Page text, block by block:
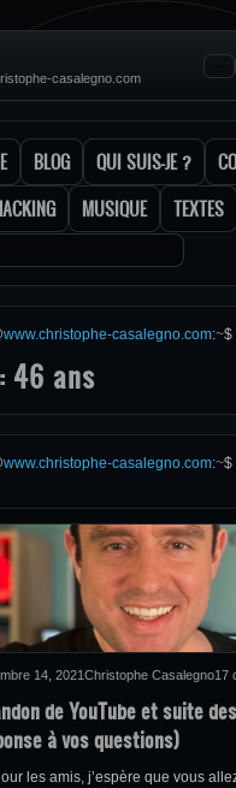
casalegno.com
BLOG QUI SUIS-JE ?
MUSIQUE TEXTES
:
www.christophe-casalegno.com:~$
46 ans
www.christophe-casalegno.com:~$
14, 2021Christophe Casalegno17
de YouTube et suite
à vos questions)
les amis, j’espère que vous